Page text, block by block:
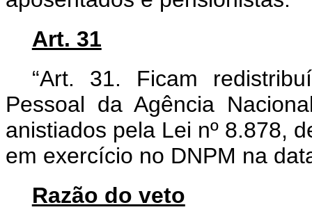
Art. 31
“Art. 31. Ficam
Pessoal da Agência
anistiados pela Lei nº 8.878,
em exercício no DNPM na
Razão do veto